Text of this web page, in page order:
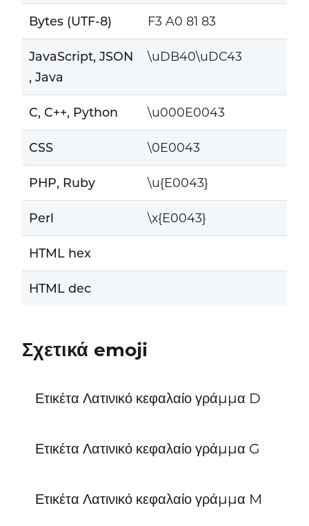
Bytes (UTF-8) F3 A0 81 83
JavaScript, JSON
, Java
\uDB40\uDC43
C, C++, Python \u000E0043
CSS \0E0043
PHP, Ruby \u{E0043}
Perl \x{E0043}
HTML hex
HTML dec
Σχετικά emoji
Ετικέτα Λατινικό κεφαλαίο γράμμα D
Ετικέτα Λατινικό κεφαλαίο γράμμα G
Ετικέτα Λατινικό κεφαλαίο γράμμα M